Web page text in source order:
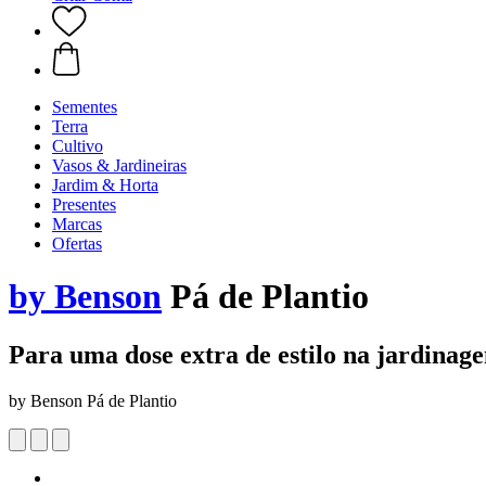
Sementes
Terra
Cultivo
Vasos & Jardineiras
Jardim & Horta
Presentes
Marcas
Ofertas
by Benson Pá de Plantio
Para uma dose extra de estilo na
by Benson Pá de Plantio